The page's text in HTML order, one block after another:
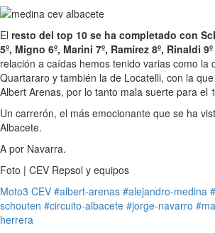
El resto del top 10 se ha completado con
5º, Migno 6º, Marini 7º, Ramírez 8º, Rinaldi
relación a caídas hemos tenido varias como la
Quartararo y también la de Locatelli, con la
Albert Arenas, por lo tanto mala suerte para el
Un carrerón, el más emocionante que se ha
Albacete.
A por Navarra.
Foto | CEV Repsol y equipos
Moto3 CEV #albert-arenas #alejandro-medina
schouten #circuito-albacete #jorge-navarro
herrera